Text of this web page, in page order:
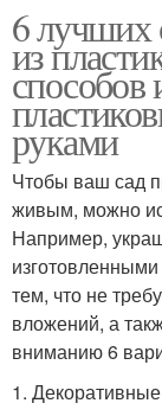
6 лучших
из
способов
руками
Чтобы ваш сад
живым, можно
Например,
тем, что не
вложений, а
вниманию 6
1.